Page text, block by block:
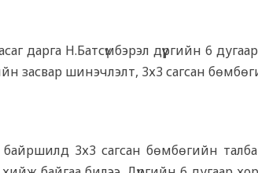
дарга Н.Батсүмбэрэл дүүргийн 6
засвар шинэчлэлт, 3х3 сагсан
байршилд 3х3 сагсан бөмбөгийн